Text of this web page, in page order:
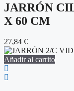
JARRÓN
X 60 CM
27,84 €
Añadir al carrito